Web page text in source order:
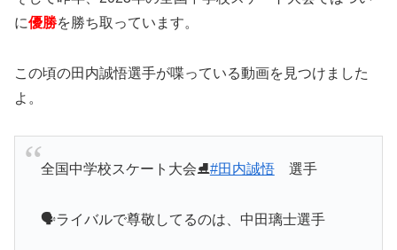
に優勝を勝ち取っています。
この頃の田内誠悟選手が喋っている動画を見つけました
よ。
全国中学校スケート大会⛸#田内誠悟選手
🗣ライバルで尊敬してるのは、中田璃士選手